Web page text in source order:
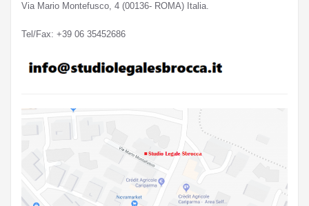
Via Mario Montefusco, 4 (00136- ROMA) Italia.
Tel/Fax: +39 06 35452686